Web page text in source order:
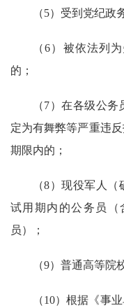
（5）受到党纪政
（6）被依法列
的；
（7）在各级公
定为有舞弊等严重违
期限内的；
（8）现役军人（
试用期内的公务员（
员）；
（9）普通高等院
（10）根据《事